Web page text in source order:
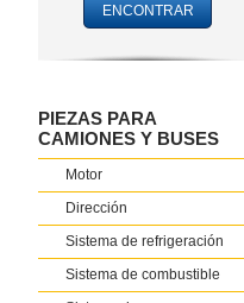
PIEZAS PARA
CAMIONES Y BUSES
Motor
Dirección
Sistema de refrigeración
Sistema de combustible